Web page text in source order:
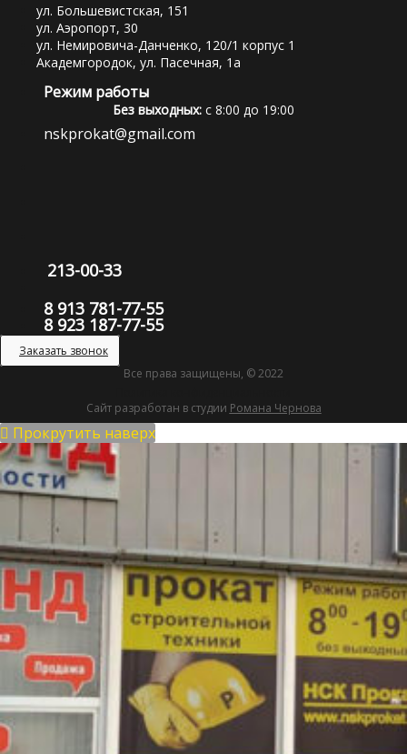
ул. Большевистская, 151
ул. Аэропорт, 30
ул. Немировича-Данченко, 120/1 корпус 1
Академгородок, ул. Пасечная, 1а
Режим работы
Без выходных: с 8:00 до 19:00
nskprokat@gmail.com
213-00-33
8 913 781-77-55
8 923 187-77-55
Заказать звонок
Все права защищены, © 2022
Сайт разработан в студии Романа Чернова
Прокрутить наверх